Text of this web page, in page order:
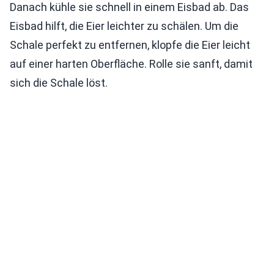
Danach kühle sie schnell in einem Eisbad ab. Das
Eisbad hilft, die Eier leichter zu schälen. Um die
Schale perfekt zu entfernen, klopfe die Eier leicht
auf einer harten Oberfläche. Rolle sie sanft, damit
sich die Schale löst.